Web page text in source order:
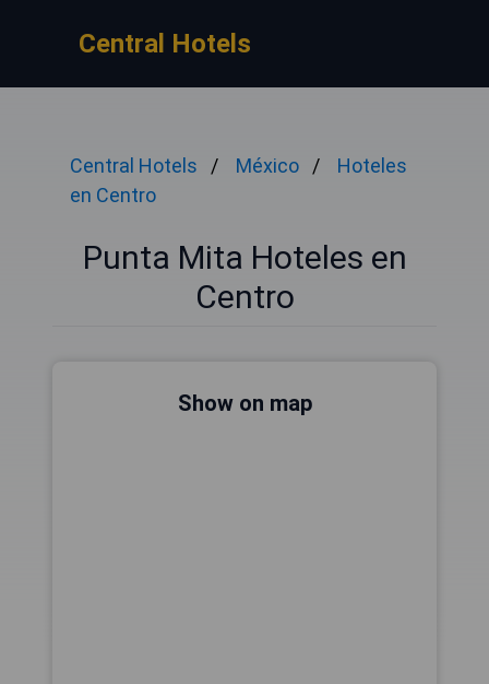
Central Hotels
Central Hotels México
Hoteles
en Centro
Punta Mita Hoteles en
Centro
Show on map